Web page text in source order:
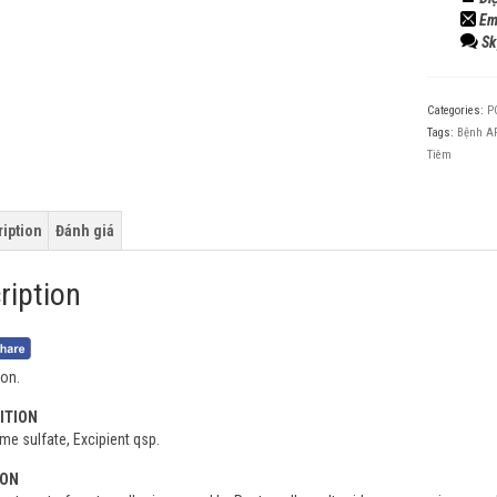
Categories:
Tags: Bệnh
Tiêm
Đánh giá
sulfate, Excipient qsp.